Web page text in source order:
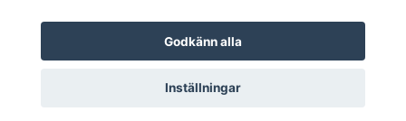
© 2026 Takprofiler.se
Godkänn alla
Inställningar